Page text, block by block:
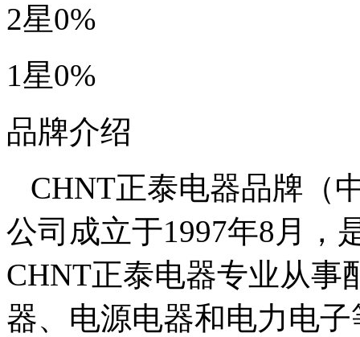
2星0%
1星0%
品牌介绍
CHNT正泰电器品牌（
公司成立于1997年8月，
CHNT正泰电器专业从事
器、电源电器和电力电